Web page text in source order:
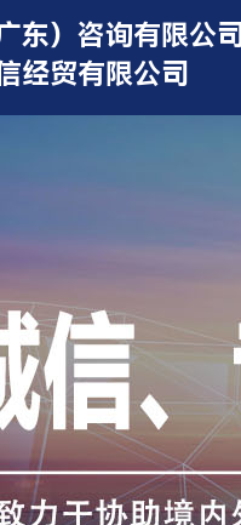
东）咨询有限公司
经贸有限公司